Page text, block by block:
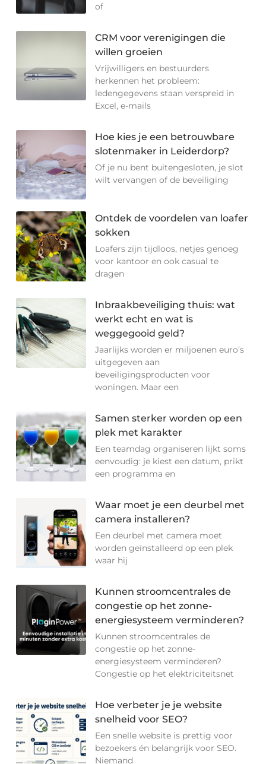
of
CRM voor verenigingen die
willen groeien
Vrijwilligers en bestuurders
herkennen het probleem:
ledengegevens staan verspreid in
Excel, e-mails
Hoe kies je een betrouwbare
slotenmaker in Leiderdorp?
Of je nu bent buitengesloten, je slot
wilt vervangen of de beveiliging
Ontdek de voordelen van loafer
sokken
Loafers zijn tijdloos, netjes genoeg
voor kantoor en ook casual te
dragen
Inbraakbeveiliging thuis: wat
werkt echt en wat is
weggegooid geld?
Jaarlijks worden er miljoenen euro’s
uitgegeven aan
beveiligingsproducten voor
woningen. Maar een
Samen sterker worden op een
plek met karakter
Een teamdag organiseren lijkt soms
eenvoudig: je kiest een datum, prikt
een programma en
Waar moet je een deurbel met
camera installeren?
Een deurbel met camera moet
worden geïnstalleerd op een plek
waar hij
Kunnen stroomcentrales de
congestie op het zonne-
energiesysteem verminderen?
Kunnen stroomcentrales de
congestie op het zonne-
energiesysteem verminderen?
Congestie op het elektriciteitsnet
Hoe verbeter je je website
snelheid voor SEO?
Een snelle website is prettig voor
bezoekers én belangrijk voor SEO.
Niemand